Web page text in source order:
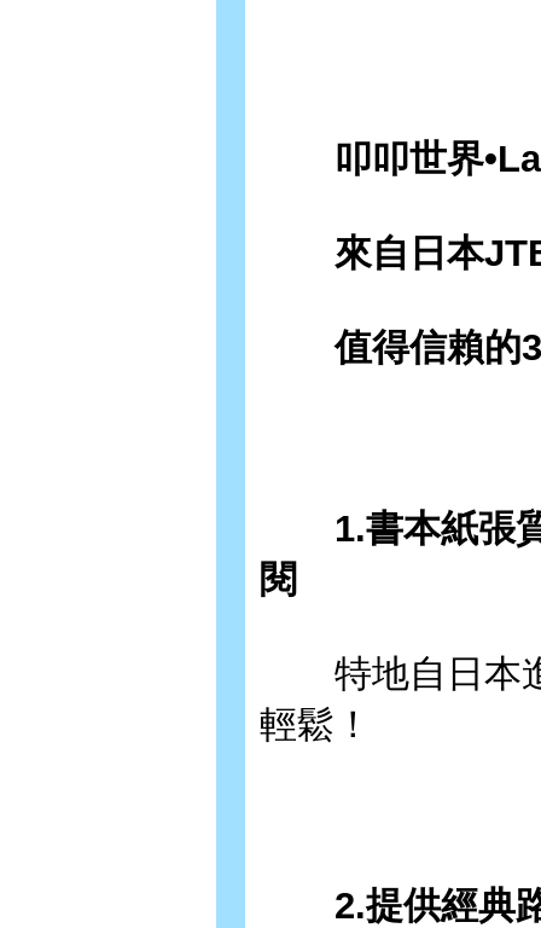
叩叩世界
來自日本
值得信賴的3
1.書本紙張質
閱
特地自日本進
輕鬆！
2.提供經典路